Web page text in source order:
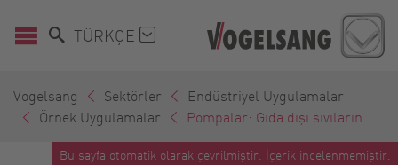
TÜRKÇE
Vogelsang Sektörler
Endüstriyel Uygulamalar
Örnek Uygulamalar
Pompalar: Gıda dışı sıvıların...
Bu sayfa otomatik olarak çevrilmiştir. İçerik incelenmemiştir.